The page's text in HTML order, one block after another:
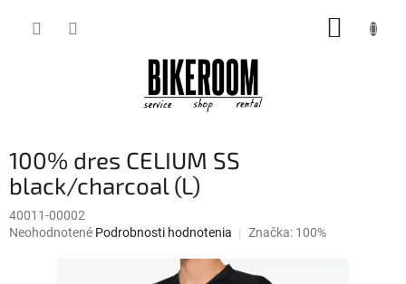
100% dres CELIUM SS
black/charcoal (L)
40011-00002
Priemerné
Neohodnotené Podrobnosti hodnotenia Značka: 100%